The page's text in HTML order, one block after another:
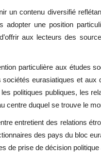
un contenu diversifié
adopter une position
aux lecteurs des
particulière aux études
sociétés eurasiatiques et
politiques publiques, les
centre duquel se trouve le
entretient des relations
des pays du bloc
de prise de décision